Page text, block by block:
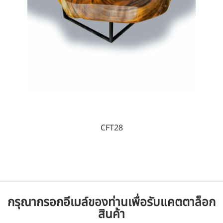
CFT28
กรุณากรอกอีเมล์ของท่านเพื่อรับแคตตาล็อก
สินค้า